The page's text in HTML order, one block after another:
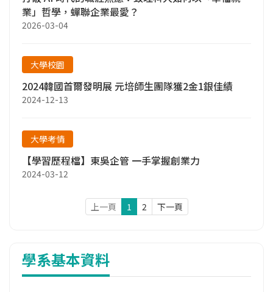
業」哲學，蟬聯企業最愛？
2026-03-04
大學校園
2024韓國首爾發明展 元培師生團隊獲2金1銀佳績
2024-12-13
大學考情
【學習歷程檔】東吳企管 一手掌握創業力
2024-03-12
上一頁 1 2 下一頁
學系基本資料